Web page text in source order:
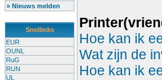
» Nieuws melden
Snellinks
EUR
OUNL
RuG
RUN
UL
Hoe kan ik
Wat zijn de
Hoe kan ik